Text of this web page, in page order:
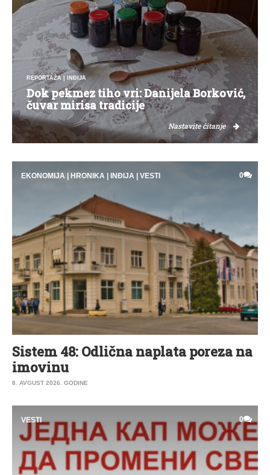
REPORTAŽA INĐIJA
Dok pekmez tiho vri: Danijela Borković,
čuvar mirisa tradicije
Nastavite čitanje
EKONOMIJA | HRONIKA | INĐIJA | VESTI 0
Sistem 48: Odlična naplata poreza na
imovinu
8. AVGUST 2026. GODINE
VESTI 0